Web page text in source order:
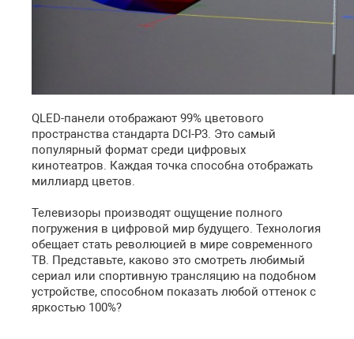
QLED-панели отображают 99% цветового
пространства стандарта DCI-P3. Это самый
популярный формат среди цифровых
кинотеатров. Каждая точка способна отображать
миллиард цветов.
Телевизоры производят ощущение полного
погружения в цифровой мир будущего. Технология
обещает стать революцией в мире современного
ТВ. Представьте, каково это смотреть любимый
сериал или спортивную трансляцию на подобном
устройстве, способном показать любой оттенок с
яркостью 100%?